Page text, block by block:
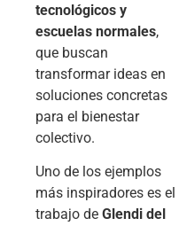
tecnológicos y
escuelas normales,
que buscan
transformar ideas en
soluciones concretas
para el bienestar
colectivo.
Uno de los ejemplos
más inspiradores es el
trabajo de Glendi del